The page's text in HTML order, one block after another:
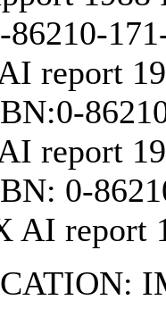
86210-
report
report
0-
AI report